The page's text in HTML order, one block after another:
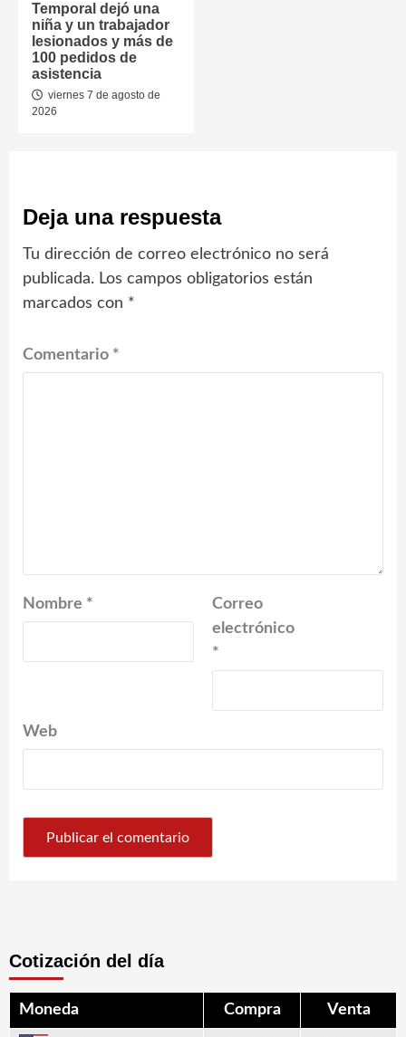
Temporal dejó una
niña y un trabajador
lesionados y más de
100 pedidos de
asistencia
viernes 7 de agosto de
2026
Deja una respuesta
Tu dirección de correo electrónico no será
publicada. Los campos obligatorios están
marcados con *
Comentario *
Nombre *
Correo
electrónico
*
Web
Cotización del día
Moneda Compra Venta